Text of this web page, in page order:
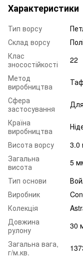
Характеристики
Тип ворсу
Склад ворсу
Клас
зносостійкості
22
Метод
виробництва
Сфера
застосування
Країна
виробництва
Висота ворсу
3.0
Загальна
висота
5
Тип основи
Виробник
Колекція
Довжина
рулону
30
Загальна вага,
г/м.кв.